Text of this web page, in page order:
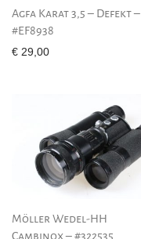
Agfa Karat 3,5 – Defekt –
#EF8938
€ 29,00
Möller Wedel-HH
Cambinox – #322535